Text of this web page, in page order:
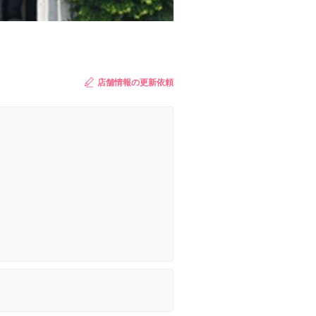
店舗情報の更新依頼